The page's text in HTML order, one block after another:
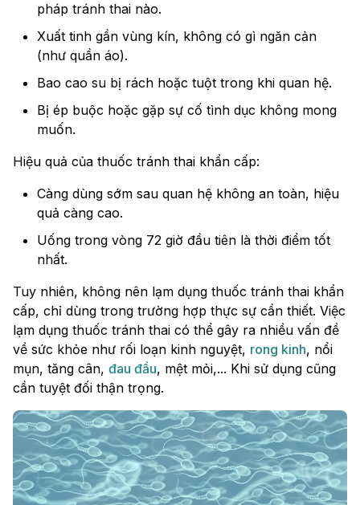
pháp tránh thai nào.
Xuất tinh gần vùng kín, không có gì ngăn cản
(như quần áo).
Bao cao su bị rách hoặc tuột trong khi quan hệ.
Bị ép buộc hoặc gặp sự cố tình dục không mong
muốn.
Hiệu quả của thuốc tránh thai khẩn cấp:
Càng dùng sớm sau quan hệ không an toàn, hiệu
quả càng cao.
Uống trong vòng 72 giờ đầu tiên là thời điểm tốt
nhất.
Tuy nhiên, không nên lạm dụng thuốc tránh thai khẩn
cấp, chỉ dùng trong trường hợp thực sự cần thiết. Việc
lạm dụng thuốc tránh thai có thể gây ra nhiều vấn đề
về sức khỏe như rối loạn kinh nguyệt, rong kinh, nổi
mụn, tăng cân, đau đầu, mệt mỏi,... Khi sử dụng cũng
cần tuyệt đối thận trọng.